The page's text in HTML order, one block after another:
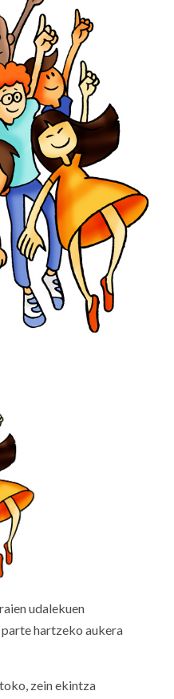
udalekuen
hartzeko aukera
zein ekintza